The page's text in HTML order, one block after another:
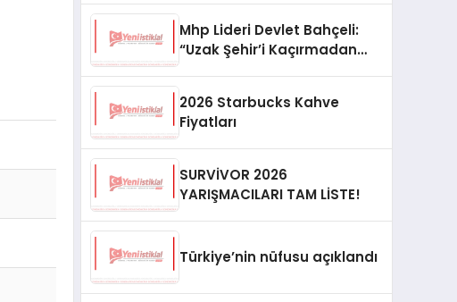
Mhp Lideri Devlet Bahçeli:
“Uzak Şehir’i Kaçırmadan
2026 Starbucks Kahve
Fiyatları
SURVİVOR 2026
YARIŞMACILARI TAM LİSTE!
Türkiye’nin nüfusu açıklandı